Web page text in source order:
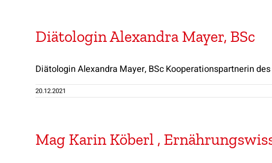
Diätologin Alexandra Mayer, BSc
Diätologin Alexandra Mayer, BSc Kooperationspartnerin
20.12.2021
Mag Karin Köberl ,